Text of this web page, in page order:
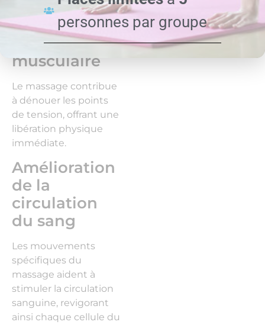
massage sont
innombrables.
Relaxation
musculaire
Le massage contribue
à dénouer les points
de tension, offrant une
libération physique
immédiate.
Amélioration
de la
circulation
du sang
Les mouvements
spécifiques du
massage aident à
stimuler la circulation
sanguine, revigorant
ainsi chaque cellule du
personnes par groupe